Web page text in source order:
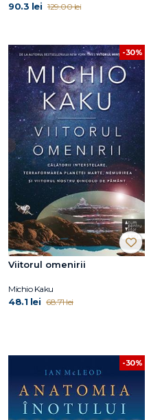
90.3 lei 129.00 lei
-30%
Viitorul omenirii
Michio Kaku
48.1 lei 68.71 lei
-30%